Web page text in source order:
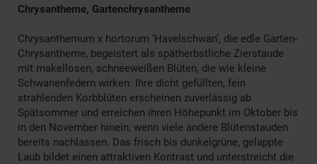
Chrysantheme, Gartenchrysantheme
Chrysanthemum x hortorum ‘Havelschwan’, die edle Garten-
Chrysantheme, begeistert als spätherbstliche Zierstaude
mit makellosen, schneeweißen Blüten, die wie kleine
Schwanenfedern wirken. Ihre dicht gefüllten, fein
strahlenden Korbblüten erscheinen zuverlässig ab
Spätsommer und erreichen ihren Höhepunkt im Oktober bis
in den November hinein, wenn viele andere Blütenstauden
bereits nachlassen. Das frisch bis dunkelgrüne, gelappte
Laub bildet einen attraktiven Kontrast und unterstreicht die